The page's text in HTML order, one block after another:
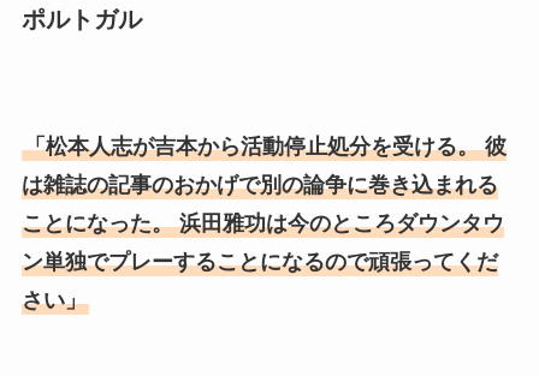
ポルトガル
「松本人志が吉本から活動停止処分を受ける。 彼
は雑誌の記事のおかげで別の論争に巻き込まれる
ことになった。 浜田雅功は今のところダウンタウ
ン単独でプレーすることになるので頑張ってくだ
さい」